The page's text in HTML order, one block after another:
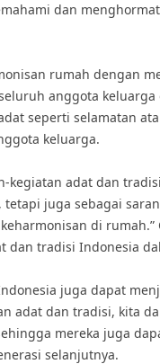
dan
rumah dengan
anggota
seperti selamatan
keluarga.
kegiatan adat dan
juga sebagai
di
dan tradisi Indonesia
juga dapat
adat dan tradisi, kita
mereka juga
selanjutnya.